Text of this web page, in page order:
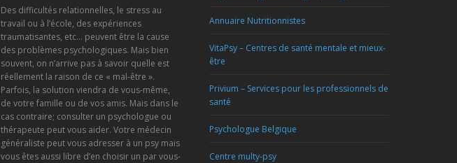
Des difficultés relationnelles, le stress au
travail ou à l’école, des expériences
traumatisantes, etc… peuvent être la cause
des problèmes psychologiques. Mais bien
souvent, on n’arrive pas à savoir quelle est
réellement la raison de ce « mal-être ».
Parfois, la solution viendra de vous-même,
de votre famille ou de vos amis. Mais dans le
cas contraire; consulter un psychologue ou
thérapeute peut vous aider. Votre médecin
généraliste peut vous adresser à un psy mais
vous êtes aussi libre d’en choisir un par vous-
Annuaire Nutritionnistes
VitaPsy – Centres de santé mentale et mieux-
être
Privium – Services pour les professionnels de
santé
Psychologue Belgique
Centre multy-psy